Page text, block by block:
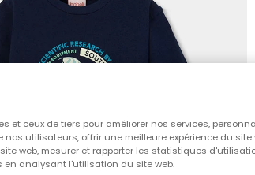
et ceux de tiers pour améliorer nos services,
utilisateurs, offrir une meilleure expérience du site
web, mesurer et rapporter les statistiques
en analysant l'utilisation du site web.